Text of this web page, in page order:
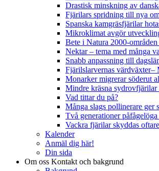
Drastisk minskning av
Fjärilars spridning till nya
Spanska kamgräsfjärilar
Mikroklimat avgör
Bete i Natura 2000-
Nektar – tema med många
Snabb anpassning till
Fjärilslarvernas värdväxter–
Monarker migrerar söderut
Mindre kräsna sydrovfjärilar
Vad tittar du på?
Många slags pollinerare ger
Två generationer
Vackra fjärilar skyddas
Kalender
Anmäl dig här!
Din sida
Om oss Kontakt och bakgrund